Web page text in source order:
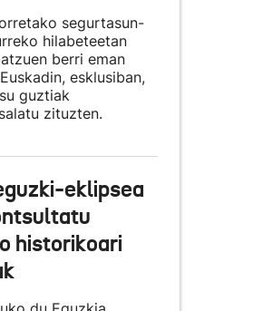
segurtasun-
hilabeteetan
berri eman
esklusiban,
guztiak
zituzten.
eklipsea
historikoari